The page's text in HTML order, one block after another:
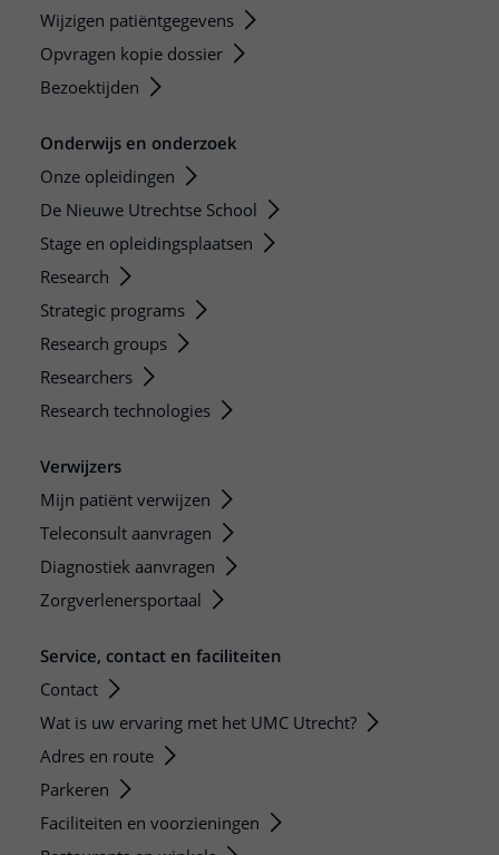
Wijzigen patiëntgegevens
Opvragen kopie dossier
Bezoektijden
Onderwijs en onderzoek
Onze opleidingen
De Nieuwe Utrechtse School
Stage en opleidingsplaatsen
Research
Strategic programs
Research groups
Researchers
Research technologies
Verwijzers
Mijn patiënt verwijzen
Teleconsult aanvragen
Diagnostiek aanvragen
Zorgverlenersportaal
Service, contact en faciliteiten
Contact
Wat is uw ervaring met het UMC Utrecht?
Adres en route
Parkeren
Faciliteiten en voorzieningen